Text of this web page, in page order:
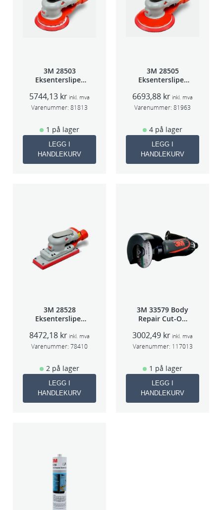
3M 28503
Eksentersliper
5mm slag
75mm
5744,13 kr inkl. mva
Varenummer: 81813
1 på lager
LEGG I
HANDLEKURV
3M 28505
Eksentersliper
2,5mm slag
75mm
6693,88 kr inkl. mva
Varenummer: 81963
4 på lager
LEGG I
HANDLEKURV
3M 28528
Eksentersliper
3mm slag
70×198
8472,18 kr inkl. mva
Varenummer: 78410
2 på lager
LEGG I
HANDLEKURV
3M 33579 Body
Repair Cut-Off
75mm
3002,49 kr inkl. mva
Varenummer: 117013
1 på lager
LEGG I
HANDLEKURV